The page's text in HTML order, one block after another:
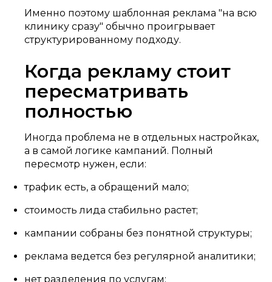
Именно поэтому шаблонная реклама "на всю
клинику сразу" обычно проигрывает
структурированному подходу.
Когда рекламу стоит
пересматривать
полностью
Иногда проблема не в отдельных настройках,
а в самой логике кампаний. Полный
пересмотр нужен, если:
трафик есть, а обращений мало;
стоимость лида стабильно растет;
кампании собраны без понятной структуры;
реклама ведется без регулярной аналитики;
нет разделения по услугам;